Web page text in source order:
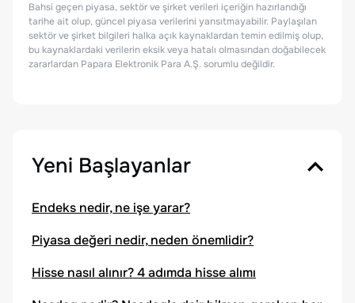
Bahsi geçen piyasa, sektör ve şirket verileri içeriğin hazırlandığı
tarihe ait olup, güncel piyasa verilerini yansıtmayabilir. Paylaşılan
sektör ve şirket bilgileri halka açık kaynaklardan temin edilmiş olup,
bu kaynaklardaki verilerin eksik veya hatalı olmasından doğabilecek
zararlardan Papara Elektronik Para A.Ş. sorumlu değildir.
Yeni Başlayanlar
Endeks nedir, ne işe yarar?
Piyasa değeri nedir, neden önemlidir?
Hisse nasıl alınır? 4 adımda hisse alımı